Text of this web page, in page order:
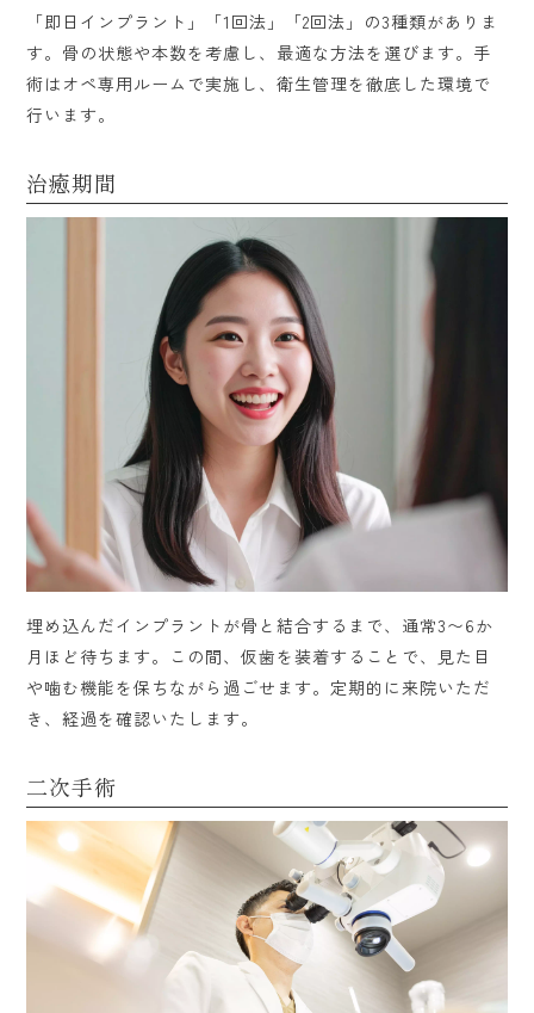
「即日インプラント」「1回法」「2回法」の3種類がありま
す。骨の状態や本数を考慮し、最適な方法を選びます。手
術はオペ専用ルームで実施し、衛生管理を徹底した環境で
行います。
治癒期間
埋め込んだインプラントが骨と結合するまで、通常3〜6か
月ほど待ちます。この間、仮歯を装着することで、見た目
や噛む機能を保ちながら過ごせます。定期的に来院いただ
き、経過を確認いたします。
二次手術